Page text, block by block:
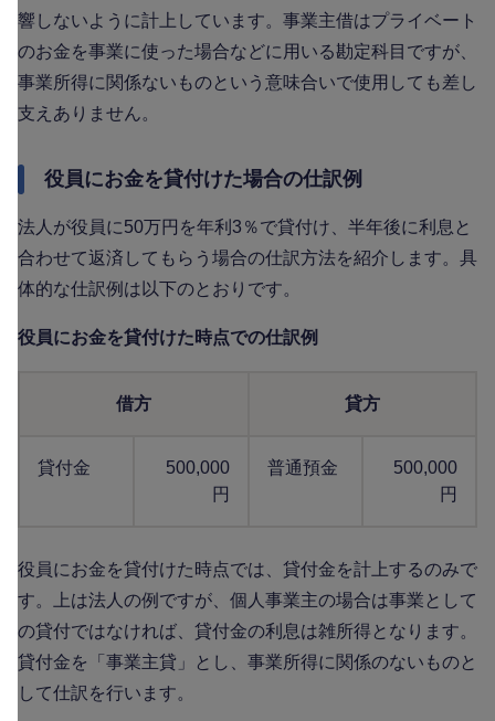
響しないように計上しています。事業主借はプライベート
のお金を事業に使った場合などに用いる勘定科目ですが、
事業所得に関係ないものという意味合いで使用しても差し
支えありません。
役員にお金を貸付けた場合の仕訳例
法人が役員に50万円を年利3％で貸付け、半年後に利息と
合わせて返済してもらう場合の仕訳方法を紹介します。具
体的な仕訳例は以下のとおりです。
役員にお金を貸付けた時点での仕訳例
借方 貸方
貸付金
500,000
円
普通預金
500,000
円
役員にお金を貸付けた時点では、貸付金を計上するのみで
す。上は法人の例ですが、個人事業主の場合は事業として
の貸付ではなければ、貸付金の利息は雑所得となります。
貸付金を「事業主貸」とし、事業所得に関係のないものと
して仕訳を行います。